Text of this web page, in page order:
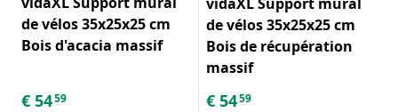
de vélos 35x25x25 cm
Bois d'acacia massif
€ 5459
de vélos 35x25x25 cm
Bois de récupération
massif
€ 5459